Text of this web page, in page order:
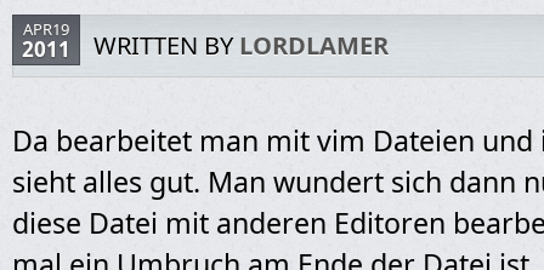
APR19
2011 WRITTEN BYLORDLAMER
Da bearbeitet man mit vim Dateien und
sieht alles gut. Man wundert sich dann
diese Datei mit anderen Editoren